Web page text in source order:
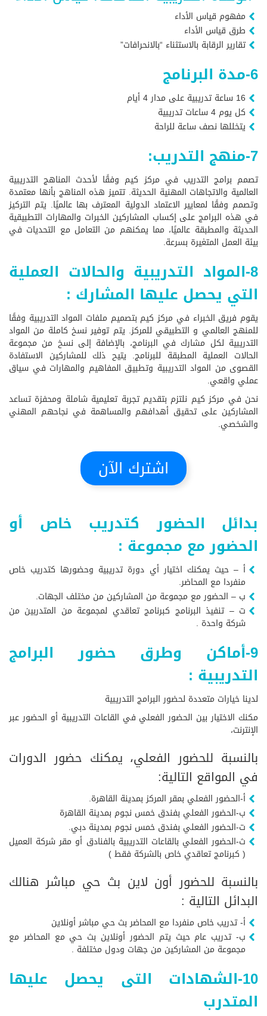
مفهوم قياس الأداء
طرق قياس الأداء
تقارير الرقابة بالاستثناء “بالانحرافات”
6-مدة البرنامج
16 ساعة تدريبية على مدار 4 أيام
كل يوم 4 ساعات تدريبية
يتخللها نصف ساعة للراحة
7-منهج التدريب:
تصمم برامج التدريب في مركز كيم وفقًا لأحدث المناهج التدريبية
العالمية والاتجاهات المهنية الحديثة. تتميز هذه المناهج بأنها معتمدة
وتصمم وفقًا لمعايير الاعتماد الدولية المعترف بها عالميًا. يتم التركيز
في هذه البرامج على إكساب المشاركين الخبرات والمهارات التطبيقية
الحديثة والمطبقة عالميًا، مما يمكنهم من التعامل مع التحديات في
بيئة العمل المتغيرة بسرعة.
8-المواد التدريبية والحالات العملية
التي يحصل عليها المشارك :
يقوم فريق الخبراء في مركز كيم بتصميم ملفات المواد التدريبية وفقًا
للمنهج العالمي و التطبيقي للمركز. يتم توفير نسخ كاملة من المواد
التدريبية لكل مشارك في البرنامج، بالإضافة إلى نسخ من مجموعة
الحالات العملية المطبقة للبرنامج. يتيح ذلك للمشاركين الاستفادة
القصوى من المواد التدريبية وتطبيق المفاهيم والمهارات في سياق
عملي واقعي.
نحن في مركز كيم نلتزم بتقديم تجربة تعليمية شاملة ومحفزة تساعد
المشاركين على تحقيق أهدافهم والمساهمة في نجاحهم المهني
والشخصي.
اشترك الآن
بدائل الحضور كتدريب خاص أو
الحضور مع مجموعة :
أ – حيث يمكنك اختيار أي دورة تدريبية وحضورها كتدريب خاص
منفردا مع المحاضر.
ب – الحضور مع مجموعة من المشاركين من مختلف الجهات.
ت – تنفيذ البرنامج كبرنامج تعاقدي لمجموعة من المتدربين من
شركة واحدة .
9-أماكن وطرق حضور البرامج
التدريبية :
لدينا خيارات متعددة لحضور البرامج التدريبية
مكنك الاختيار بين الحضور الفعلي في القاعات التدريبية أو الحضور عبر
الإنترنت،
بالنسبة للحضور الفعلي، يمكنك حضور الدورات
في المواقع التالية:
أ-الحضور الفعلي بمقر المركز بمدينة القاهرة.
ب-الحضور الفعلي بفندق خمس نجوم بمدينة القاهرة
ت-الحضور الفعلي بفندق خمس نجوم بمدينة دبي.
ث-الحضور الفعلي بالقاعات التدريبية بالفنادق أو مقر شركة العميل
( كبرنامج تعاقدي خاص بالشركة فقط )
بالنسبة للحضور أون لاين بث حي مباشر هنالك
البدائل التالية :
أ- تدريب خاص منفردا مع المحاضر بث حي مباشر أونلاين
ب- تدريب عام حيث يتم الحضور أونلاين بث حي مع المحاضر مع
مجموعة من المشاركين من جهات ودول مختلفة .
10-الشهادات التى يحصل عليها
المتدرب